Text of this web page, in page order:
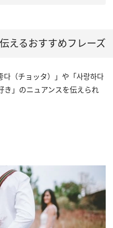
えるおすすめフレーズ
（チョッタ）」や「사랑하다
き」のニュアンスを伝えられ